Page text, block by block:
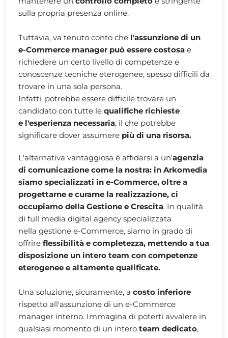
sulla propria presenza online.
Tuttavia, va tenuto conto che l'assunzione di un
e-Commerce manager può essere costosa e
richiedere un certo livello di competenze e
conoscenze tecniche eterogenee, spesso difficili da
trovare in una sola persona.
Infatti, potrebbe essere difficile trovare un
candidato con tutte le qualifiche richieste
e l'esperienza necessaria, il che potrebbe
significare dover assumere più di una risorsa.
L'alternativa vantaggiosa è affidarsi a un'agenzia
di comunicazione come la nostra: in Arkomedia
siamo specializzati in e-Commerce, oltre a
progettarne e curarne la realizzazione, ci
occupiamo della Gestione e Crescita. In qualità
di full media digital agency specializzata
nella gestione e-Commerce, siamo in grado di
offrire flessibilità e completezza, mettendo a tua
disposizione un intero team con competenze
eterogenee e altamente qualificate.
Una soluzione, sicuramente, a costo inferiore
rispetto all'assunzione di un e-Commerce
manager interno. Immagina di poterti avvalere in
qualsiasi momento di un intero team dedicato,